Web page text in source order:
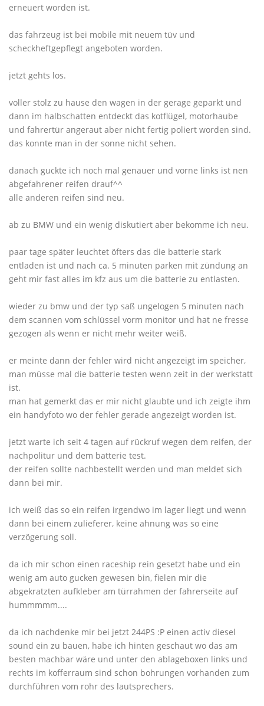
erneuert worden ist.
das fahrzeug ist bei mobile mit neuem tüv und
scheckheftgepflegt angeboten worden.
jetzt gehts los.
voller stolz zu hause den wagen in der gerage geparkt und
dann im halbschatten entdeckt das kotflügel, motorhaube
und fahrertür angeraut aber nicht fertig poliert worden sind.
das konnte man in der sonne nicht sehen.
danach guckte ich noch mal genauer und vorne links ist nen
abgefahrener reifen drauf^^
alle anderen reifen sind neu.
ab zu BMW und ein wenig diskutiert aber bekomme ich neu.
paar tage später leuchtet öfters das die batterie stark
entladen ist und nach ca. 5 minuten parken mit zündung an
geht mir fast alles im kfz aus um die batterie zu entlasten.
wieder zu bmw und der typ saß ungelogen 5 minuten nach
dem scannen vom schlüssel vorm monitor und hat ne fresse
gezogen als wenn er nicht mehr weiter weiß.
er meinte dann der fehler wird nicht angezeigt im speicher,
man müsse mal die batterie testen wenn zeit in der werkstatt
ist.
man hat gemerkt das er mir nicht glaubte und ich zeigte ihm
ein handyfoto wo der fehler gerade angezeigt worden ist.
jetzt warte ich seit 4 tagen auf rückruf wegen dem reifen, der
nachpolitur und dem batterie test.
der reifen sollte nachbestellt werden und man meldet sich
dann bei mir.
ich weiß das so ein reifen irgendwo im lager liegt und wenn
dann bei einem zulieferer, keine ahnung was so eine
verzögerung soll.
da ich mir schon einen raceship rein gesetzt habe und ein
wenig am auto gucken gewesen bin, fielen mir die
abgekratzten aufkleber am türrahmen der fahrerseite auf
hummmmm....
da ich nachdenke mir bei jetzt 244PS :P einen activ diesel
sound ein zu bauen, habe ich hinten geschaut wo das am
besten machbar wäre und unter den ablageboxen links und
rechts im kofferraum sind schon bohrungen vorhanden zum
durchführen vom rohr des lautsprechers.